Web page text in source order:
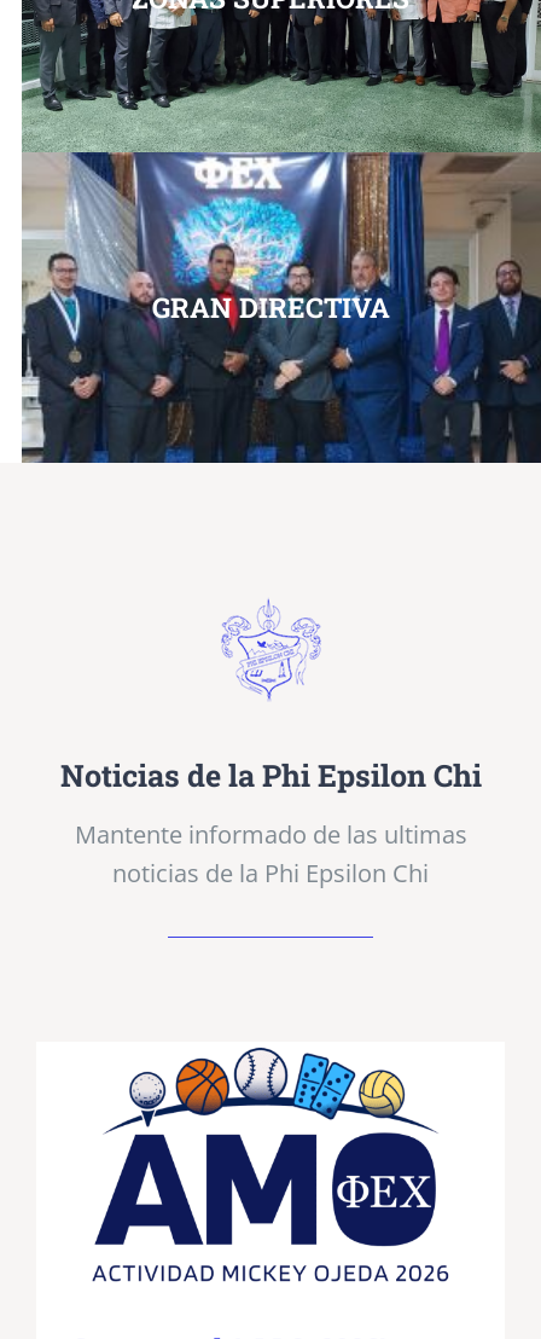
GRAN DIRECTIVA
Noticias de la Phi Epsilon Chi
Mantente informado de las ultimas
noticias de la Phi Epsilon Chi